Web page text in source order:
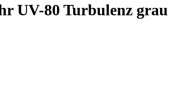
UV-80 Turbulenz grau